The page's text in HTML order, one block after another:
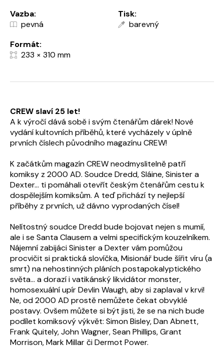
Vazba:
pevná
Tisk:
barevný
Formát:
233 × 310 mm
CREW slaví 25 let!
A k výročí dává sobě i svým čtenářům dárek! Nové
vydání kultovních příběhů, které vycházely v úplně
prvních číslech původního magazínu CREW!
K začátkům magazín CREW neodmyslitelně patří
komiksy z 2000 AD. Soudce Dredd, Sláine, Sinister a
Dexter... ti pomáhali otevřít českým čtenářům cestu k
dospělejším komiksům. A teď přichází ty nejlepší
příběhy z prvních, už dávno vyprodaných čísel!
Nelítostný soudce Dredd bude bojovat nejen s mumií,
ale i se Santa Clausem a velmi specifickým kouzelníkem.
Nájemní zabijáci Sinister a Dexter vám pomůžou
procvičit si praktická slovíčka, Misionář bude šířit víru (a
smrt) na nehostinných pláních postapokalyptického
světa... a dorazí i vatikánský likvidátor monster,
homosexuální upír Devlin Waugh, aby si zaplaval v krvi!
Ne, od 2000 AD prostě nemůžete čekat obvyklé
postavy. Ovšem můžete si být jisti, že se na nich bude
podílet komiksový výkvět: Simon Bisley, Dan Abnett,
Frank Quitely, John Wagner, Sean Phillips, Grant
Morrison, Mark Millar či Dermot Power.